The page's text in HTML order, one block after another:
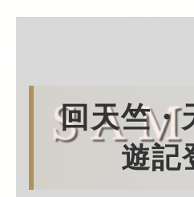
回天竺・
遊記